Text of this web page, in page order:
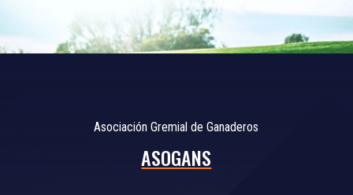
Asociación Gremial de Ganaderos
ASOGANS